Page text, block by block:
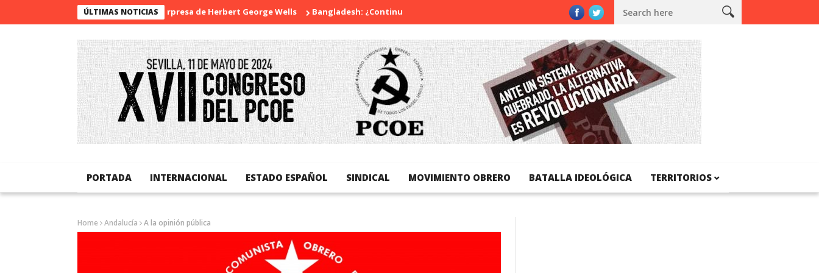
ÚLTIMAS NOTICIASLa sorpresa de Herbert George Wells Bangladesh: ¿Continuidad o revolución? Diada Nacional de Catalunya
PORTADA INTERNACIONAL ESTADO ESPAÑOL SINDICAL MOVIMIENTO OBRERO BATALLA IDEOLÓGICA TERRITORIOS
Home Andalucía A la opinión pública